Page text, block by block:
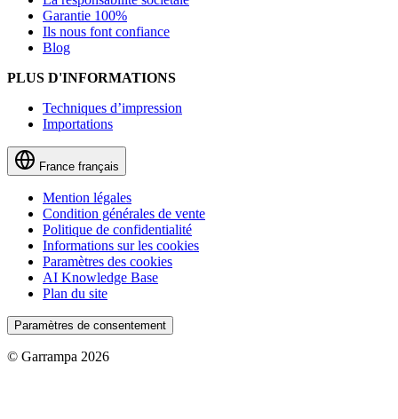
Garantie 100%
Ils nous font confiance
Blog
PLUS D'INFORMATIONS
Techniques d’impression
Importations
France français
Mention légales
Condition générales de vente
Politique de confidentialité
Informations sur les cookies
Paramètres des cookies
AI Knowledge Base
Plan du site
Paramètres de consentement
© Garrampa 2026